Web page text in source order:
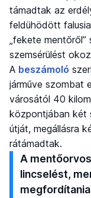
támadtak az
feldühödött
„fekete mentőről”
szemsérülést
A beszámoló
járműve szombat
városától 40
központjában két
útját, megállásra
rátámadtak.
A
lincselést,